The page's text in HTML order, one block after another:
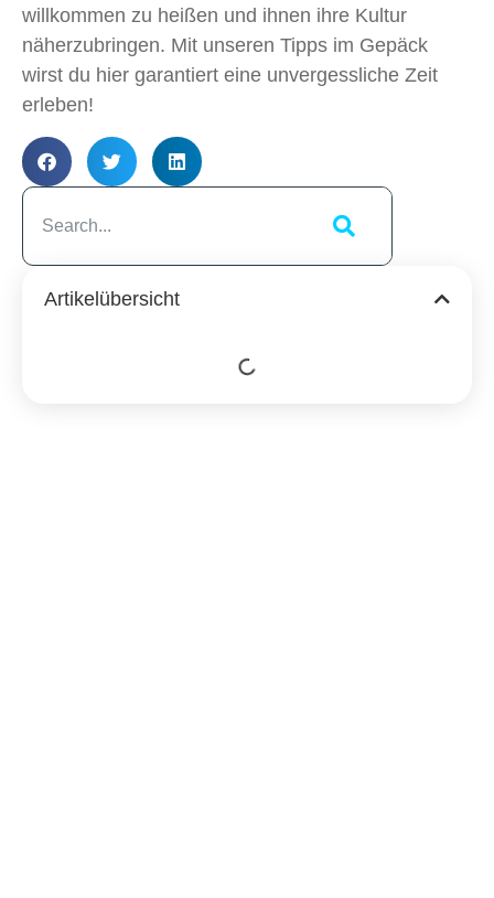
willkommen zu heißen und ihnen ihre Kultur
näherzubringen. Mit unseren Tipps im Gepäck
wirst du hier garantiert eine unvergessliche Zeit
erleben!
Artikelübersicht